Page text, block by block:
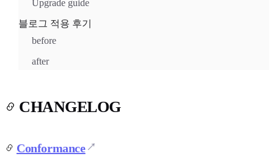
Upgrade guide
블로그 적용 후기
before
after
CHANGELOG
Conformance